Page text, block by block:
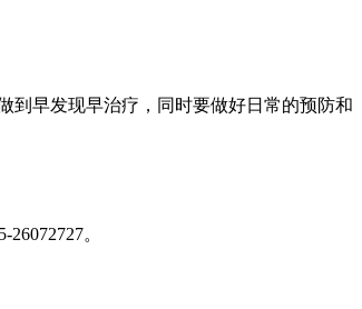
早发现早治疗，同时要做好日常的预防和
26072727。